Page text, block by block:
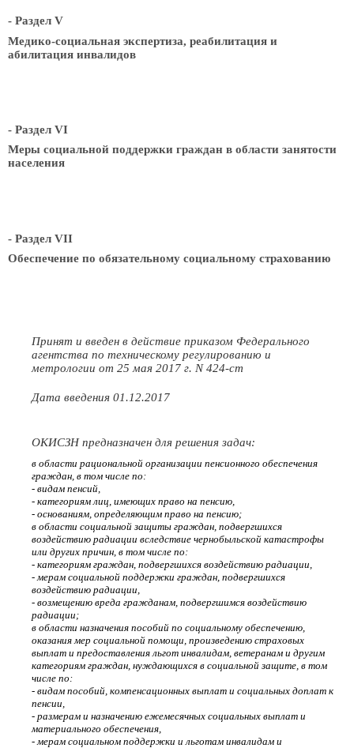
- Раздел V
Медико-социальная экспертиза, реабилитация и
абилитация инвалидов
- Раздел VI
Меры социальной поддержки граждан в области занятости
населения
- Раздел VII
Обеспечение по обязательному социальному страхованию
Принят и введен в действие приказом Федерального
агентства по техническому регулированию и
метрологии от 25 мая 2017 г. N 424-ст
Дата введения 01.12.2017
ОКИСЗН предназначен для решения задач:
в области рациональной организации пенсионного обеспечения
граждан, в том числе по:
- видам пенсий,
- категориям лиц, имеющих право на пенсию,
- основаниям, определяющим право на пенсию;
в области социальной защиты граждан, подвергшихся
воздействию радиации вследствие чернобыльской катастрофы
или других причин, в том числе по:
- категориям граждан, подвергшихся воздействию радиации,
- мерам социальной поддержки граждан, подвергшихся
воздействию радиации,
- возмещению вреда гражданам, подвергшимся воздействию
радиации;
в области назначения пособий по социальному обеспечению,
оказания мер социальной помощи, произведению страховых
выплат и предоставления льгот инвалидам, ветеранам и другим
категориям граждан, нуждающихся в социальной защите, в том
числе по:
- видам пособий, компенсационных выплат и социальных доплат к
пенсии,
- размерам и назначению ежемесячных социальных выплат и
материального обеспечения,
- мерам социальном поддержки и льготам инвалидам и